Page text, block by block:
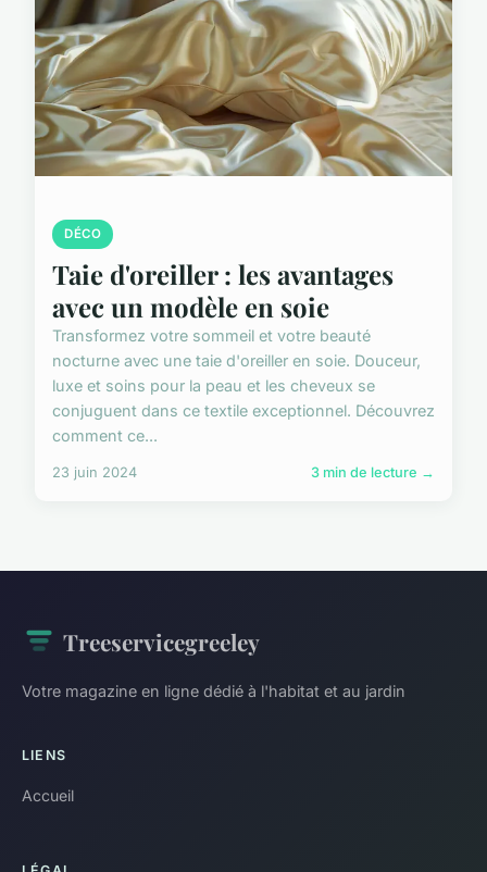
DÉCO
Taie d'oreiller : les avantages
avec un modèle en soie
Transformez votre sommeil et votre beauté
nocturne avec une taie d'oreiller en soie. Douceur,
luxe et soins pour la peau et les cheveux se
conjuguent dans ce textile exceptionnel. Découvrez
comment ce...
23 juin 2024 3 min de lecture →
Treeservicegreeley
Votre magazine en ligne dédié à l'habitat et au jardin
LIENS
Accueil